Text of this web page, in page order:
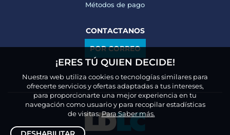
Métodos de pago
CONTACTANOS
POR CORREO
¡ERES TÚ QUIEN DECIDE!
Nuestra web utiliza cookies o tecnologías similares para
ofrecerte servicios y ofertas adaptadas a tus intereses,
para proporcionarte una mejor experiencia en tu
navegación como usuario y para recopilar estadísticas
de visitas.Para Saber más.